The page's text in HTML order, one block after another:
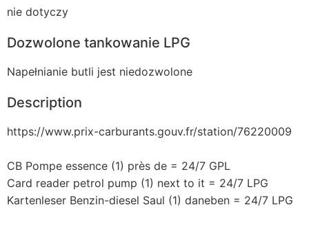
nie dotyczy
Dozwolone tankowanie LPG
Napełnianie butli jest niedozwolone
Description
https://www.prix-carburants.gouv.fr/station/76220009
CB Pompe essence (1) près de = 24/7 GPL
Card reader petrol pump (1) next to it = 24/7 LPG
Kartenleser Benzin-diesel Saul (1) daneben = 24/7 LPG